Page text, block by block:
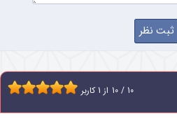
10 / 10 از 1 کاربر